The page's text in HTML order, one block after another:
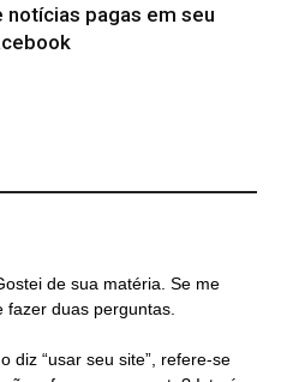
notícias pagas em seu
de sua matéria. Se me
fazer duas perguntas.
diz “usar seu site”, refere-se